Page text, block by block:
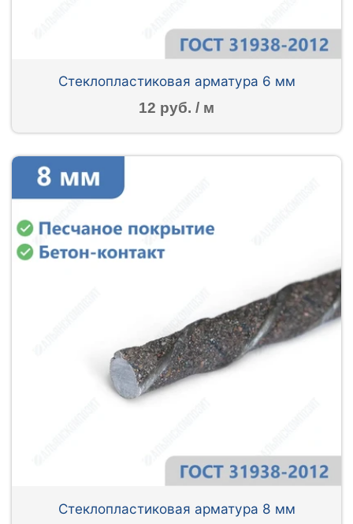
Стеклопластиковая арматура 6 мм
12 руб. / м
Стеклопластиковая арматура 8 мм